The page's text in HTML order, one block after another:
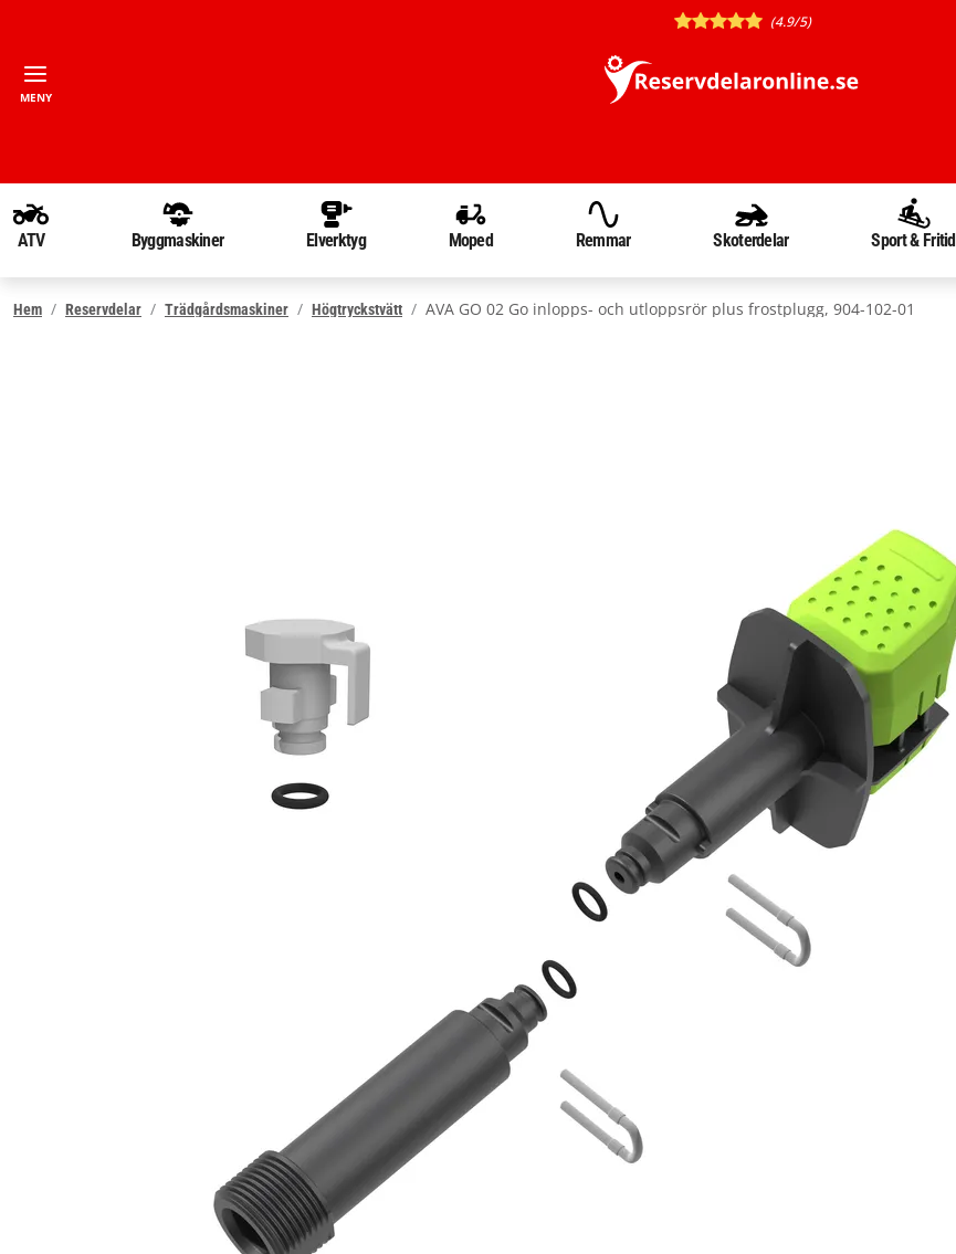
(4.9/5)
MENY
ATV Byggmaskiner Elverktyg Moped Remmar Skoterdelar Sport & Fritid
Hem Reservdelar Trädgårdsmaskiner Högtryckstvätt AVA GO 02 Go inlopps- och utloppsrör plus frostplugg, 904-102-01